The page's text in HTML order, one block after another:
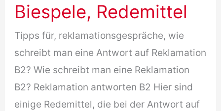
Biespele, Redemittel
Tipps für, reklamationsgespräche, wie
schreibt man eine Antwort auf Reklamation
B2? Wie schreibt man eine Reklamation
B2? Reklamation antworten B2 Hier sind
einige Redemittel, die bei der Antwort auf